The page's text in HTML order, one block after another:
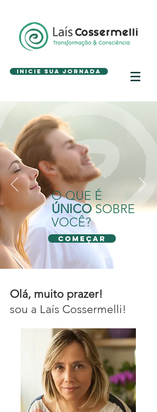
Inicie sua Jornada
O QUE É
ÚNICOSOBRE
VOCÊ?
Começar
Olá, muito prazer!
sou a Laís Cossermelli!